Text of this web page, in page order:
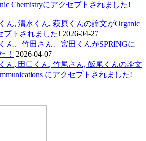
Chemistryにアクセプトされました!
ん, 清水くん, 萩原くんの論文がOrganic
プトされました! 2026-04-27
ん、竹田さん、宮田くんがSPRINGに
！
2026-04-07
ん, 田口くん, 竹尾さん, 飯尾くんの論文
にアクセプトされました!